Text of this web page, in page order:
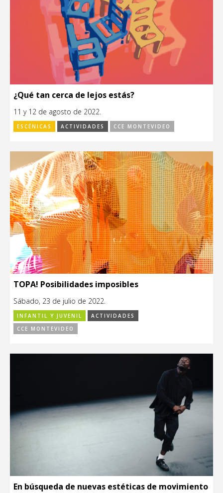
¿Qué tan cerca de lejos estás?
11 y 12 de agosto de 2022.
ESCÉNICAS ACTIVIDADES CCE MONTEVIDEO
TOPA! Posibilidades imposibles
Sábado, 23 de julio de 2022.
INFANTIL Y JUVENIL
ACTIVIDADES
CCE MONTEVIDEO
En búsqueda de nuevas estéticas de movimiento